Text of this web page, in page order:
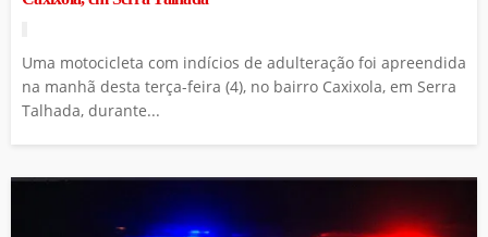
Uma motocicleta com indícios de adulteração foi apreendida
na manhã desta terça-feira (4), no bairro Caxixola, em Serra
Talhada, durante...